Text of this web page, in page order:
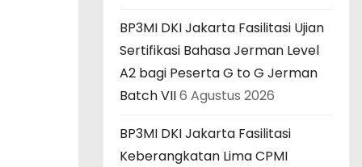
BP3MI DKI Jakarta Fasilitasi Ujian
Sertifikasi Bahasa Jerman Level
A2 bagi Peserta G to G Jerman
Batch VII6 Agustus 2026
BP3MI DKI Jakarta Fasilitasi
Keberangkatan Lima CPMI